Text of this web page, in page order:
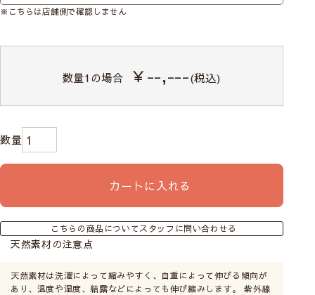
メカ本体は分解したり、生地からコードを
外さないでください。
にあがらなくなる恐れがあります)
※こちらは店舗側で確認しません
数量1の場合 ￥--,---(税込)
カートに入れる
こちらの商品についてスタッフに問い合わせる
天然素材の注意点
天然素材は洗濯によって縮みやすく、自重によって伸びる傾向が
あり、温度や湿度、結露などによっても伸び縮みします。 紫外線